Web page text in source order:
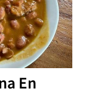
En